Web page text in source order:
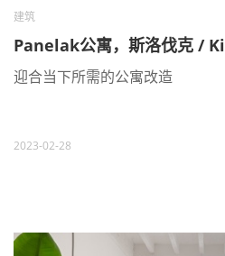
建筑
Panelak公寓，斯洛伐克 /
迎合当下所需的公寓改造
2023-02-28